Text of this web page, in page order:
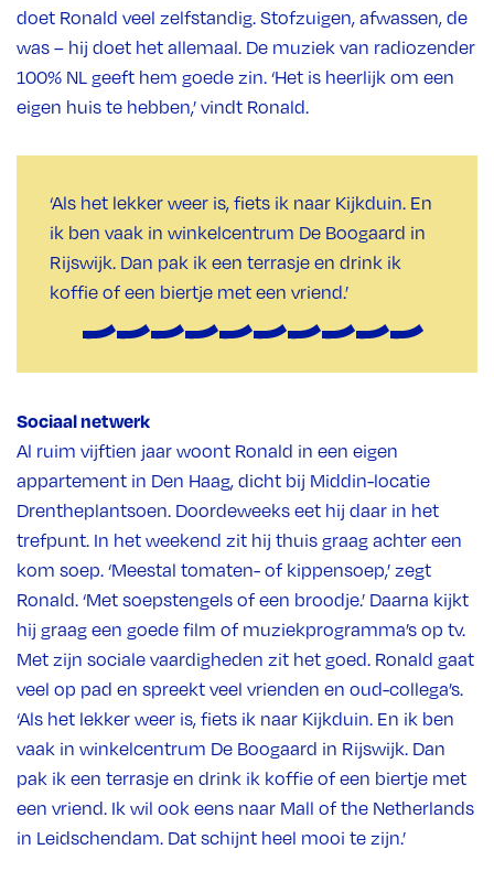
doet Ronald veel zelfstandig. Stofzuigen, afwassen, de
was – hij doet het allemaal. De muziek van radiozender
100% NL geeft hem goede zin. ‘Het is heerlijk om een
eigen huis te hebben,’ vindt Ronald.
‘Als het lekker weer is, fiets ik naar Kijkduin. En
ik ben vaak in winkelcentrum De Boogaard in
Rijswijk. Dan pak ik een terrasje en drink ik
koffie of een biertje met een vriend.’
Sociaal netwerk
Al ruim vijftien jaar woont Ronald in een eigen
appartement in Den Haag, dicht bij Middin-locatie
Drentheplantsoen. Doordeweeks eet hij daar in het
trefpunt. In het weekend zit hij thuis graag achter een
kom soep. ‘Meestal tomaten- of kippensoep,’ zegt
Ronald. ‘Met soepstengels of een broodje.’ Daarna kijkt
hij graag een goede film of muziekprogramma’s op tv.
Met zijn sociale vaardigheden zit het goed. Ronald gaat
veel op pad en spreekt veel vrienden en oud-collega’s.
‘Als het lekker weer is, fiets ik naar Kijkduin. En ik ben
vaak in winkelcentrum De Boogaard in Rijswijk. Dan
pak ik een terrasje en drink ik koffie of een biertje met
een vriend. Ik wil ook eens naar Mall of the Netherlands
in Leidschendam. Dat schijnt heel mooi te zijn.’